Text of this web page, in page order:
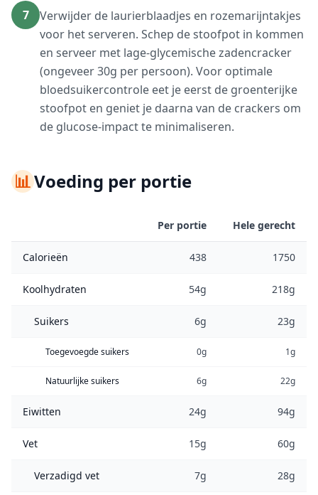
7
Verwijder de laurierblaadjes en rozemarijntakjes
voor het serveren. Schep de stoofpot in kommen
en serveer met lage-glycemische zadencracker
(ongeveer 30g per persoon). Voor optimale
bloedsuikercontrole eet je eerst de groenterijke
stoofpot en geniet je daarna van de crackers om
de glucose-impact te minimaliseren.
📊Voeding per portie
Per portie Hele gerecht
Calorieën 438 1750
Koolhydraten 54g 218g
Suikers 6g 23g
Toegevoegde suikers 0g 1g
Natuurlijke suikers 6g 22g
Eiwitten 24g 94g
Vet 15g 60g
Verzadigd vet 7g 28g